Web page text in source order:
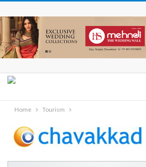
Home Tourism